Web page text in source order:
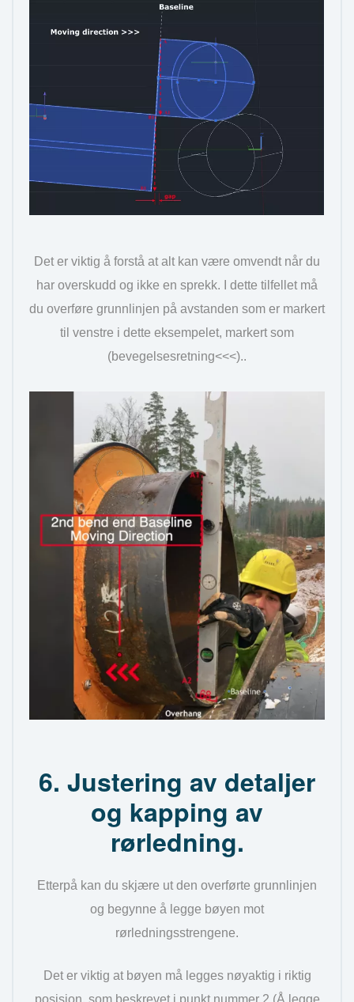
Det er viktig å forstå at alt kan være omvendt når du
har overskudd og ikke en sprekk. I dette tilfellet må
du overføre grunnlinjen på avstanden som er markert
til venstre i dette eksempelet, markert som
(bevegelsesretning<<<)..
6. Justering av detaljer
og kapping av
rørledning.
Etterpå kan du skjære ut den overførte grunnlinjen
og begynne å legge bøyen mot
rørledningsstrengene.
Det er viktig at bøyen må legges nøyaktig i riktig
posisjon, som beskrevet i punkt nummer 2 (Å legge